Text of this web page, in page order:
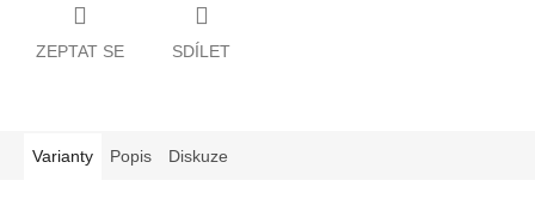
ZEPTAT SE SDÍLET
Varianty Popis Diskuze